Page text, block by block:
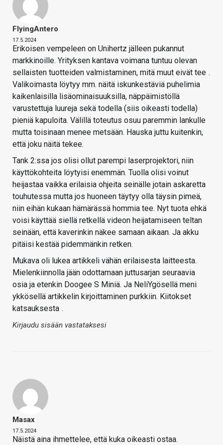
FlyingAntero
17.5.2024
Erikoisen vempeleen on Unihertz jälleen pukannut
markkinoille. Yrityksen kantava voimana tuntuu olevan
sellaisten tuotteiden valmistaminen, mitä muut eivät tee .
Valikoimasta löytyy mm. näitä iskunkestäviä puhelimia
kaikenlaisilla lisäominaisuuksilla, näppäimistöllä
varustettuja luureja sekä todella (siis oikeasti todella)
pieniä kapuloita. Välillä toteutus osuu paremmin lankulle
mutta toisinaan menee metsään. Hauska juttu kuitenkin,
että joku näitä tekee.
Tank 2:ssa jos olisi ollut parempi laserprojektori, niin
käyttökohteita löytyisi enemmän. Tuolla olisi voinut
heijastaa vaikka erilaisia ohjeita seinälle jotain askaretta
touhutessa mutta jos huoneen täytyy olla täysin pimeä,
niin eihän kukaan hämärässä hommia tee. Nyt tuota ehkä
voisi käyttää siellä retkellä videon heijatamiseen teltan
seinään, että kaverinkin näkee samaan aikaan. Ja akku
pitäisi kestää pidemmänkin retken.
Mukava oli lukea artikkeli vähän erilaisesta laitteesta.
Mielenkiinnolla jään odottamaan juttusarjan seuraavia
osia ja etenkin Doogee S Miniä. Ja NeliYgösellä meni
ykkösellä artikkelin kirjoittaminen purkkiin. Kiitokset
katsauksesta .
Kirjaudu sisään vastataksesi
Masax
17.5.2024
Näistä aina ihmettelee, että kuka oikeasti ostaa.